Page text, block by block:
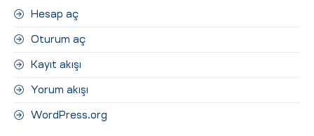
Hesap aç
Oturum aç
Kayıt akışı
Yorum akışı
WordPress.org